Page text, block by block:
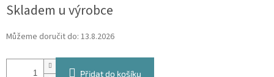
cena:
Skladem u výrobce
Můžeme doručit do: 13.8.2026
Přidat do košíku